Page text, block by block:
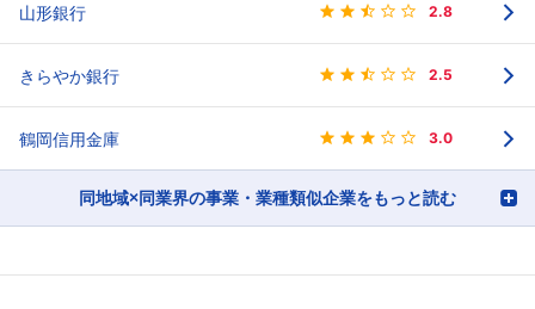
山形銀行 2.8
きらやか銀行 2.5
鶴岡信用金庫 3.0
同地域×同業界の事業・業種類似企業をもっと読む